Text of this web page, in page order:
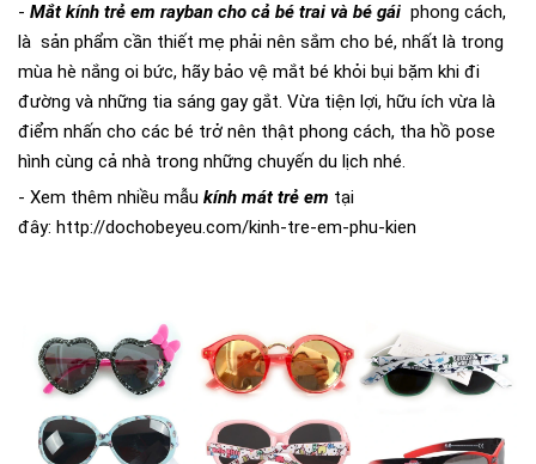
- Mắt kính trẻ em rayban cho cả bé trai và bé gái phong cách,
là sản phẩm cần thiết mẹ phải nên sắm cho bé, nhất là trong
mùa hè nắng oi bức, hãy bảo vệ mắt bé khỏi bụi bặm khi đi
đường và những tia sáng gay gắt. Vừa tiện lợi, hữu ích vừa là
điểm nhấn cho các bé trở nên thật phong cách, tha hồ pose
hình cùng cả nhà trong những chuyến du lịch nhé.
- Xem thêm nhiều mẫu kính mát trẻ em tại
đây: http://dochobeyeu.com/kinh-tre-em-phu-kien